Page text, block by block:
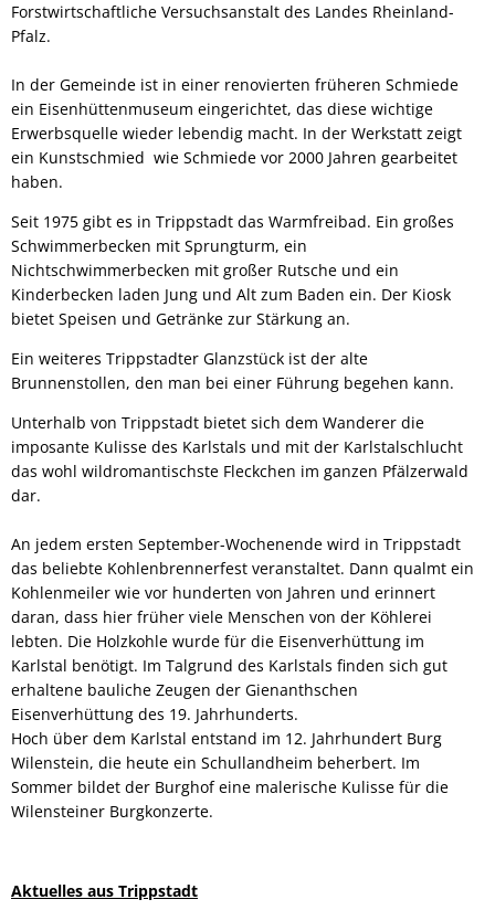
Forstwirtschaftliche Versuchsanstalt des Landes Rheinland-
Pfalz.
In der Gemeinde ist in einer renovierten früheren Schmiede
ein Eisenhüttenmuseum eingerichtet, das diese wichtige
Erwerbsquelle wieder lebendig macht. In der Werkstatt zeigt
ein Kunstschmied wie Schmiede vor 2000 Jahren gearbeitet
haben.
Seit 1975 gibt es in Trippstadt das Warmfreibad. Ein großes
Schwimmerbecken mit Sprungturm, ein
Nichtschwimmerbecken mit großer Rutsche und ein
Kinderbecken laden Jung und Alt zum Baden ein. Der Kiosk
bietet Speisen und Getränke zur Stärkung an.
Ein weiteres Trippstadter Glanzstück ist der alte
Brunnenstollen, den man bei einer Führung begehen kann.
Unterhalb von Trippstadt bietet sich dem Wanderer die
imposante Kulisse des Karlstals und mit der Karlstalschlucht
das wohl wildromantischste Fleckchen im ganzen Pfälzerwald
dar.
An jedem ersten September-Wochenende wird in Trippstadt
das beliebte Kohlenbrennerfest veranstaltet. Dann qualmt ein
Kohlenmeiler wie vor hunderten von Jahren und erinnert
daran, dass hier früher viele Menschen von der Köhlerei
lebten. Die Holzkohle wurde für die Eisenverhüttung im
Karlstal benötigt. Im Talgrund des Karlstals finden sich gut
erhaltene bauliche Zeugen der Gienanthschen
Eisenverhüttung des 19. Jahrhunderts.
Hoch über dem Karlstal entstand im 12. Jahrhundert Burg
Wilenstein, die heute ein Schullandheim beherbert. Im
Sommer bildet der Burghof eine malerische Kulisse für die
Wilensteiner Burgkonzerte.
Aktuelles aus Trippstadt